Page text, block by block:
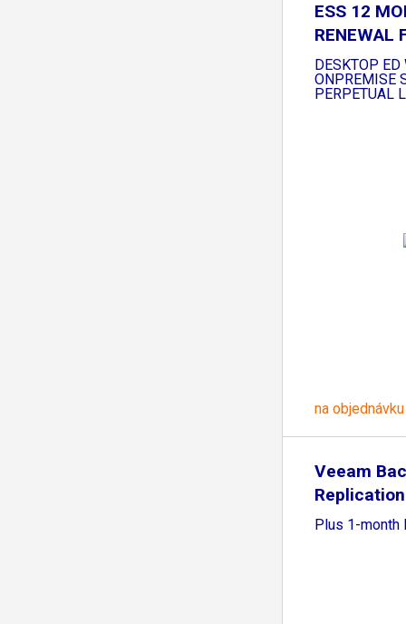
ESS 12
RENEWAL
RECOVERY
DESKTOP
ONPREMISE
PERPETUAL
na objednávku
Veeam
Plus 1-month